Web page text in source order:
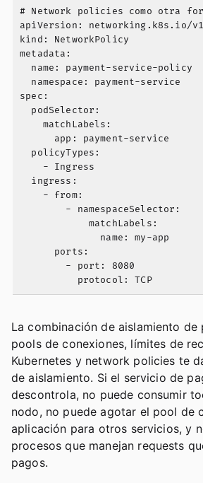
# Network policies como otra
apiVersion: networking.k8s.io/v1
kind: NetworkPolicy
metadata:
  name: payment-service-policy
  namespace: payment-service
spec:
  podSelector:
    matchLabels:
      app: payment-service
  policyTypes:
    - Ingress
  ingress:
    - from:
        - namespaceSelector:
            matchLabels:
              name: my-app
      ports:
        - port: 8080
          protocol: TCP
La combinación de aislamiento de
pools de conexiones, límites de
Kubernetes y network policies te
de aislamiento. Si el servicio de
descontrola, no puede consumir
nodo, no puede agotar el pool de
aplicación para otros servicios, y
procesos que manejan requests
pagos.